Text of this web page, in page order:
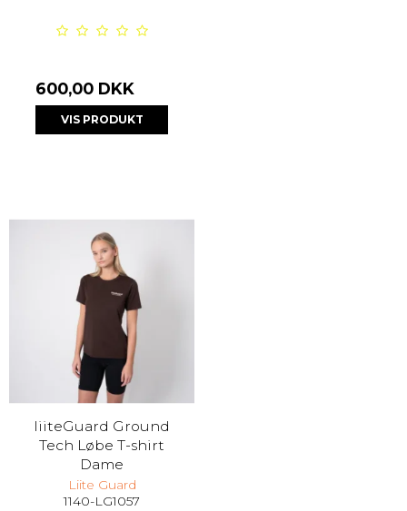
600,00 DKK
VIS PRODUKT
liiteGuard Ground
Tech Løbe T-shirt
Dame
Liite Guard
1140-LG1057